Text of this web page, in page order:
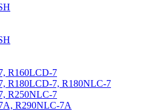
R160LCD-7
R180LCD-7, R180NLC-7
R250NLC-7
R290NLC-7A